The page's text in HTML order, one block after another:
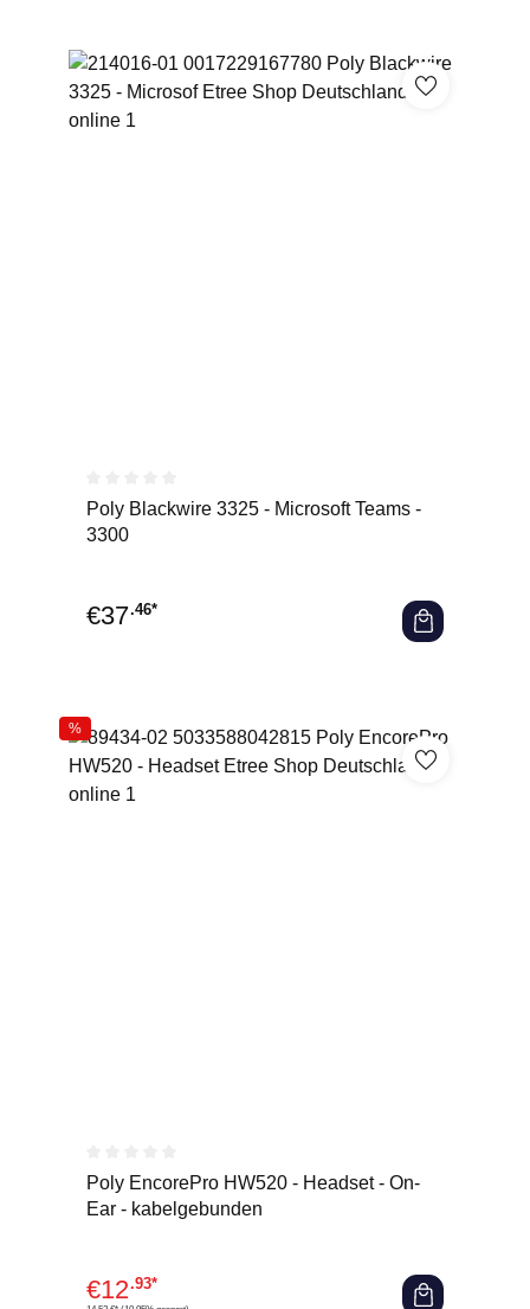
Durchschnittliche Bewertung von 0 von 5 Sternen
Poly Blackwire 3325 - Microsoft Teams -
3300
€37.46*
%
Durchschnittliche Bewertung von 0 von 5 Sternen
Poly EncorePro HW520 - Headset - On-
Ear - kabelgebunden
€12.93*